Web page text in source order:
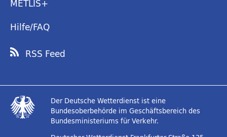
METLIS+
Hilfe/FAQ
RSS Feed
Der Deutsche Wetterdienst ist eine
Bundesoberbehörde im Geschäftsbereich des
Bundesministeriums für Verkehr.